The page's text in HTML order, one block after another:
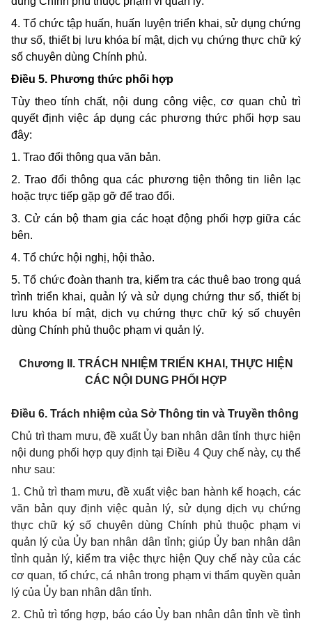
4. Tổ chức tập huấn, huấn luyện triển khai, sử dụng chứng
thư số, thiết bị lưu khóa bí mật, dịch vụ chứng thực chữ ký
số chuyên dùng Chính phủ.
Điều 5. Phương thức phối hợp
Tùy theo tính chất, nội dung công việc, cơ quan chủ trì
quyết định việc áp dụng các phương thức phối hợp sau
đây:
1. Trao đổi thông qua văn bản.
2. Trao đổi thông qua các phương tiện thông tin liên lạc
hoặc trực tiếp gặp gỡ để trao đổi.
3. Cử cán bộ tham gia các hoạt động phối hợp giữa các
bên.
4. Tổ chức hội nghị, hội thảo.
5. Tổ chức đoàn thanh tra, kiểm tra các thuê bao trong quá
trình triển khai, quản lý và sử dụng chứng thư số, thiết bị
lưu khóa bí mật, dịch vụ chứng thực chữ ký số chuyên
dùng Chính phủ thuộc phạm vi quản lý.
Chương II. TRÁCH NHIỆM TRIỂN KHAI, THỰC HIỆN
CÁC NỘI DUNG PHỐI HỢP
Điều 6. Trách nhiệm của Sở Thông tin và Truyền thông
Chủ trì tham mưu, đề xuất Ủy ban nhân dân tỉnh thực hiện
nội dung phối hợp quy định tại Điều 4 Quy chế này, cụ thể
như sau:
1. Chủ trì tham mưu, đề xuất việc ban hành kế hoạch, các
văn bản quy định việc quản lý, sử dụng dịch vụ chứng
thực chữ ký số chuyên dùng Chính phủ thuộc phạm vi
quản lý của Ủy ban nhân dân tỉnh; giúp Ủy ban nhân dân
tỉnh quản lý, kiểm tra việc thực hiện Quy chế này của các
cơ quan, tổ chức, cá nhân trong phạm vi thẩm quyền quản
lý của Ủy ban nhân dân tỉnh.
2. Chủ trì tổng hợp, báo cáo Ủy ban nhân dân tỉnh về tình